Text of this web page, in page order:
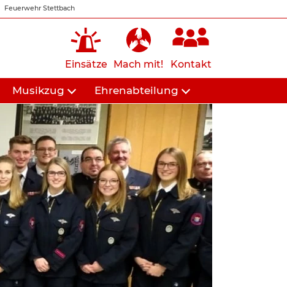
Feuerwehr Stettbach
Einsätze Mach mit! Kontakt
Musikzug Ehrenabteilung